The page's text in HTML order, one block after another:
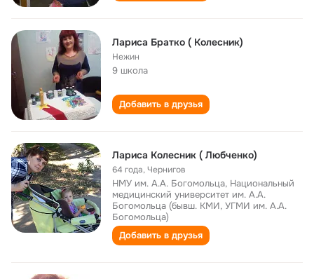
Лариса Братко ( Колесник)
Нежин
9 школа
Добавить в друзья
Лариса Колесник ( Любченко)
64 года,Чернигов
НМУ им. А.А. Богомольца, Национальный
медицинский университет им. А.А.
Богомольца (бывш. КМИ, УГМИ им. А.А.
Богомольца)
Добавить в друзья